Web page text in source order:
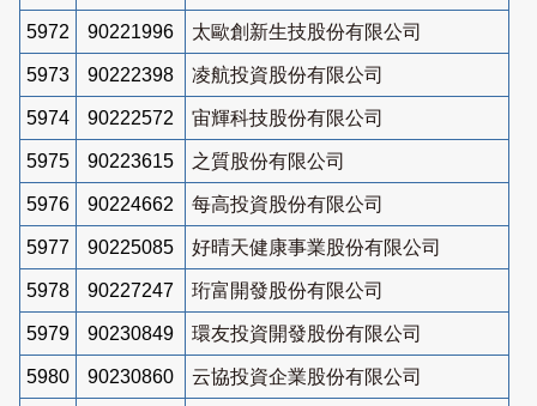
5972 90221996 太歐創新生技股份有限公司
5973 90222398 凌航投資股份有限公司
5974 90222572 宙輝科技股份有限公司
5975 90223615 之質股份有限公司
5976 90224662 每高投資股份有限公司
5977 90225085 好晴天健康事業股份有限公司
5978 90227247 珩富開發股份有限公司
5979 90230849 環友投資開發股份有限公司
5980 90230860 云協投資企業股份有限公司